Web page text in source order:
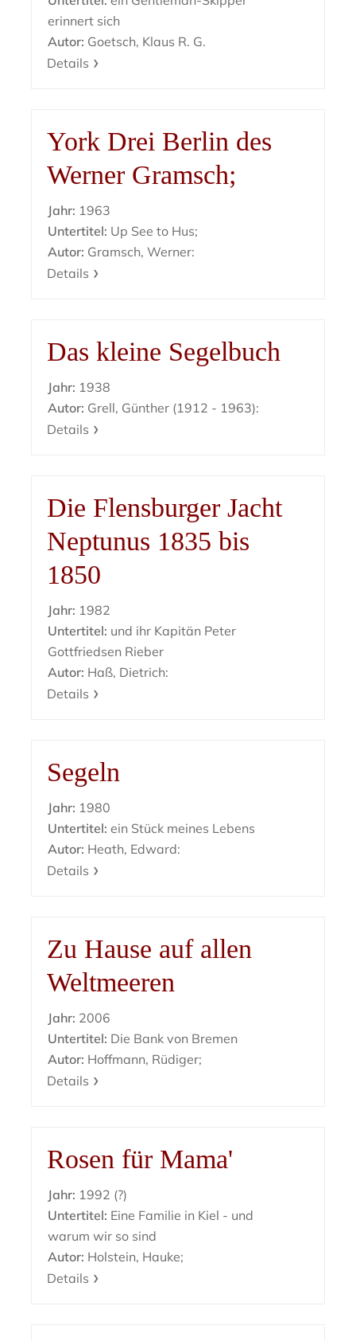
erinnert sich
Autor: Goetsch, Klaus R. G.
Details
York Drei Berlin des
Werner Gramsch;
Jahr: 1963
Untertitel: Up See to Hus;
Autor: Gramsch, Werner:
Details
Das kleine Segelbuch
Jahr: 1938
Autor: Grell, Günther (1912 - 1963):
Details
Die Flensburger Jacht
Neptunus 1835 bis
1850
Jahr: 1982
Untertitel: und ihr Kapitän Peter
Gottfriedsen Rieber
Autor: Haß, Dietrich:
Details
Segeln
Jahr: 1980
Untertitel: ein Stück meines Lebens
Autor: Heath, Edward:
Details
Zu Hause auf allen
Weltmeeren
Jahr: 2006
Untertitel: Die Bank von Bremen
Autor: Hoffmann, Rüdiger;
Details
Rosen für Mama'
Jahr: 1992 (?)
Untertitel: Eine Familie in Kiel - und
warum wir so sind
Autor: Holstein, Hauke;
Details